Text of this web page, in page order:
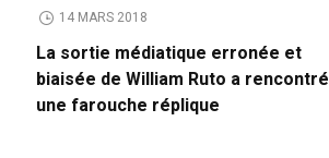
14 MARS 2018
La sortie médiatique erronée et
biaisée de William Ruto a rencontré
une farouche réplique